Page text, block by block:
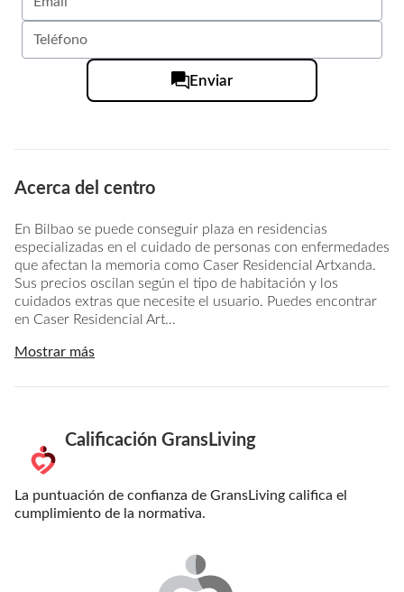
Enviar
Acerca del centro
En Bilbao se puede conseguir plaza en residencias
especializadas en el cuidado de personas con enfermedades
que afectan la memoria como Caser Residencial Artxanda.
Sus precios oscilan según el tipo de habitación y los
cuidados extras que necesite el usuario. Puedes encontrar
en Caser Residencial Art...
Mostrar más
Calificación GransLiving
La puntuación de confianza de GransLiving califica el
cumplimiento de la normativa.